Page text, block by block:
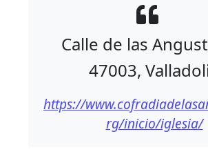
Calle de las
47003,
https://
rg/inicio/iglesia/